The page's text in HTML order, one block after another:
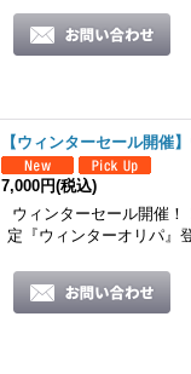
【ウィンターセール開催
7,000円(税込)
ウィンターセール開催
定『ウィンターオリパ